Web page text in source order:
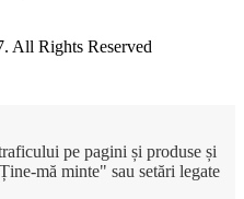
All Rights Reserved
pe pagini și produse și
mă minte" sau setări legate